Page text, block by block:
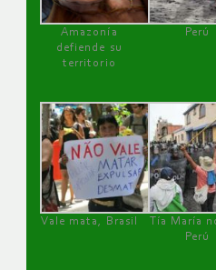
Amazonía
defiende su
territorio
Perú
Vale mata, Brasil
Tía María
Perú